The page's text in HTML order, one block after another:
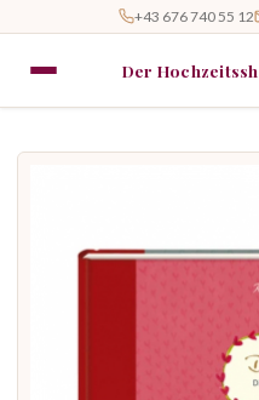
+43 676 740 55 12
Der